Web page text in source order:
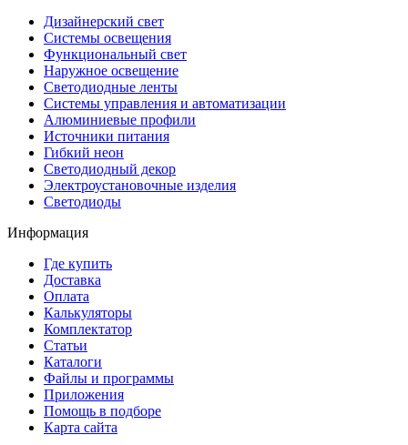
Дизайнерский свет
Системы освещения
Функциональный свет
Наружное освещение
Светодиодные ленты
Системы управления и автоматизации
Алюминиевые профили
Источники питания
Гибкий неон
Светодиодный декор
Электроустановочные изделия
Светодиоды
Информация
Где купить
Доставка
Оплата
Калькуляторы
Комплектатор
Статьи
Каталоги
Файлы и программы
Приложения
Помощь в подборе
Карта сайта